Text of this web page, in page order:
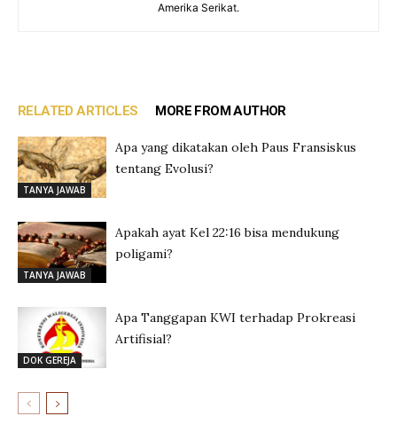
Amerika Serikat.
RELATED ARTICLES MORE FROM AUTHOR
TANYA JAWAB
Apa yang dikatakan oleh Paus Fransiskus
tentang Evolusi?
TANYA JAWAB
Apakah ayat Kel 22:16 bisa mendukung
poligami?
DOK GEREJA
Apa Tanggapan KWI terhadap Prokreasi
Artifisial?